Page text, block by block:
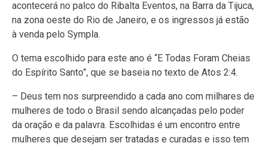
acontecerá no palco do Ribalta Eventos, na Barra da Tijuca,
na zona oeste do Rio de Janeiro, e os ingressos já estão
à venda pelo Sympla.
O tema escolhido para este ano é “E Todas Foram Cheias
do Espírito Santo”, que se baseia no texto de Atos 2:4.
– Deus tem nos surpreendido a cada ano com milhares de
mulheres de todo o Brasil sendo alcançadas pelo poder
da oração e da palavra. Escolhidas é um encontro entre
mulheres que desejam ser tratadas e curadas e isso tem